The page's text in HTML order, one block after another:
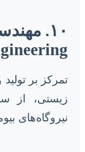
تمرکز بر
زیستی، از
نیروگاه‌های